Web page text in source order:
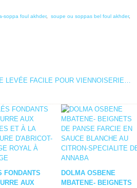
soppa foul akhder, soupe ou soppas bel foul akhder,
PÂTE FEUILLETÉE LEVÉE FACILE POUR VIENNOISERIES - PÂTE A COUQUE
FONDANTS
AUX
DOLMA OSBENE
MBATENE- BEIGNETS